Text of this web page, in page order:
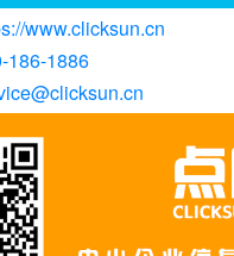
www.clicksun.cn
186-1886